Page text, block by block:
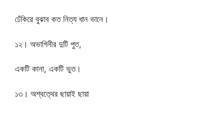
ঢেঁকিরে বুঝাব কত নিত্য ধান ভানে।
১২। অভাগিনীর দুটি পুত,
একটি কানা, একটি ভুত।
১৩। অশ্বত্থের ছায়াই ছায়া